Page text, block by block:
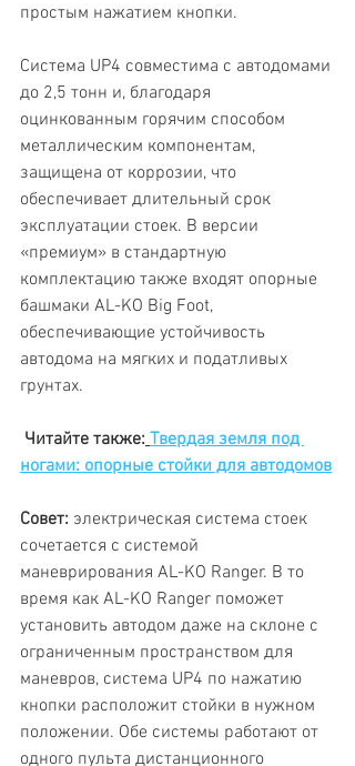
простым нажатием кнопки.
Система UP4 совместима с автодомами
до 2,5 тонн и, благодаря
оцинкованным горячим способом
металлическим компонентам,
защищена от коррозии, что
обеспечивает длительный срок
эксплуатации стоек. В версии
«премиум» в стандартную
комплектацию также входят опорные
башмаки AL-KO Big Foot,
обеспечивающие устойчивость
автодома на мягких и податливых
грунтах.
Читайте также: Твердая земля под
ногами: опорные стойки для автодомов
Совет: электрическая система стоек
сочетается с системой
маневрирования AL-KO Ranger. В то
время как AL-KO Ranger поможет
установить автодом даже на склоне с
ограниченным пространством для
маневров, система UP4 по нажатию
кнопки расположит стойки в нужном
положении. Обе системы работают от
одного пульта дистанционного